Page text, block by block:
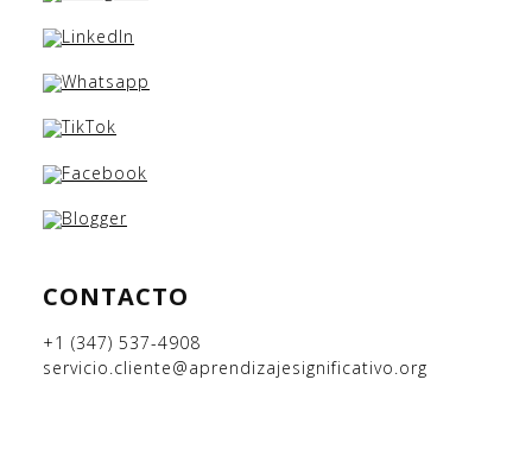
CONTACTO
+1 (347) 537-4908
servicio.cliente@aprendizajesignificativo.org